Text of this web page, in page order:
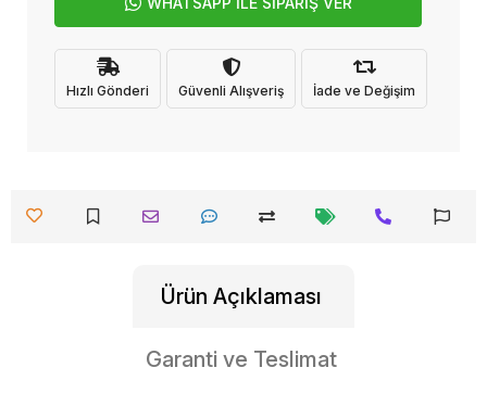
Hızlı Gönderi Güvenli Alışveriş İade ve Değişim
Ürün Açıklaması
Garanti ve Teslimat